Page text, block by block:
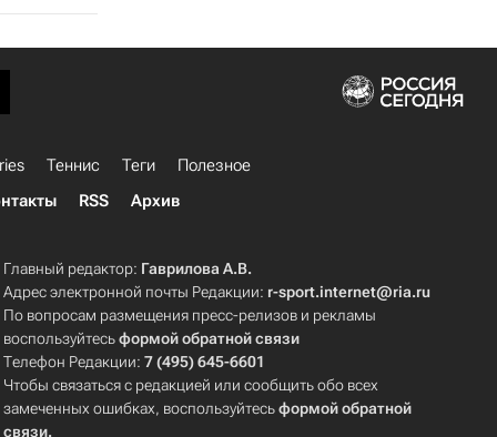
Теннис Теги
Полезное
RSS Архив
Главный редактор: Гаврилова А.В.
Адрес электронной почты Редакции: r-sport.internet@ria.ru
По вопросам размещения пресс-релизов и рекламы
воспользуйтесьформой обратной связи
Телефон Редакции:7 (495) 645-6601
Чтобы связаться с редакцией или сообщить обо всех
замеченных ошибках, воспользуйтесьформой обратной
связи.